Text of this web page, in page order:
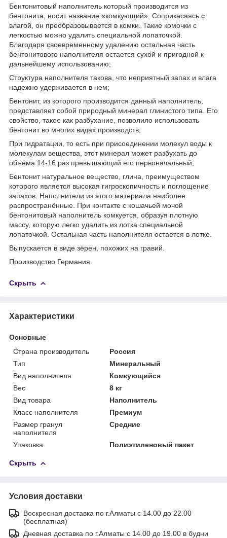
Бентонитовый наполнитель который производится из
бентонита, носит название «комкующий». Соприкасаясь с
влагой, он преобразовывается в комки. Такие комочки с
легкостью можно удалить специальной лопаточкой.
Благодаря своевременному удалению остальная часть
бентонитового наполнителя остается сухой и пригодной к
дальнейшему использованию;
Структура наполнителя такова, что неприятный запах и влага
надежно удерживается в нем;
Бентонит, из которого производится данный наполнитель,
представляет собой природный минерал глинистого типа. Его
свойство, такое как разбухание, позволило использовать
бентонит во многих видах производств;
При гидратации, то есть при присоединении молекул воды к
молекулам вещества, этот минерал может разбухать до
объёма 14-16 раз превышающий его первоначальный;
Бентонит натуральное вещество, глина, преимуществом
которого является высокая гигроскопичность и поглощение
запахов. Наполнители из этого материала наиболее
распространённые. При контакте с кошачьей мочой
бентонитовый наполнитель комкуется, образуя плотную
массу, которую легко удалить из лотка специальной
лопаточкой. Остальная часть наполнителя остается в лотке.
Выпускается в виде зёрен, похожих на гравий.
Производство Германия.
Скрыть
Характеристики
Основные
Страна производитель
Россия
Тип
Минеральный
Вид наполнителя
Комкующийся
Вес
8 кг
Вид товара
Наполнитель
Класс наполнителя
Премиум
Размер гранул
наполнителя
Средние
Упаковка Полиэтиленовый пакет
Скрыть
Условия доставки
Воскресная доставка по г.Алматы с 14.00 до 22.00
(бесплатная)
Дневная доставка по г.Алматы с 14.00 до 19.00 в будни